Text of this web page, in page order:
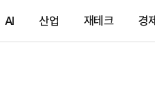
AI 산업 재테크 경제